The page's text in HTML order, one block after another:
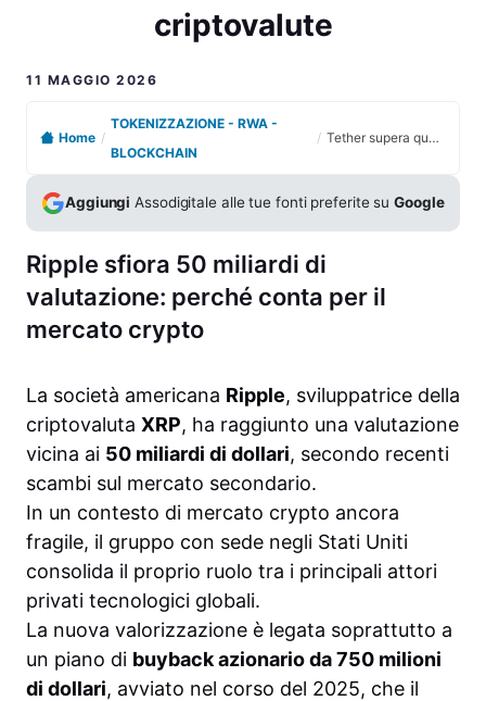
criptovalute
11 MAGGIO 2026
Home /
TOKENIZZAZIONE - RWA -
BLOCKCHAIN
/ Tether supera quota 50 miliardi di valutazione e consolida il ruolo centrale nel mercato delle criptovalute
Aggiungi Assodigitale alle tue fonti preferite suGoogle
Ripple sfiora 50 miliardi di
valutazione: perché conta per il
mercato crypto
La società americana Ripple, sviluppatrice della
criptovaluta XRP, ha raggiunto una valutazione
vicina ai 50 miliardi di dollari, secondo recenti
scambi sul mercato secondario.
In un contesto di mercato crypto ancora
fragile, il gruppo con sede negli Stati Uniti
consolida il proprio ruolo tra i principali attori
privati tecnologici globali.
La nuova valorizzazione è legata soprattutto a
un piano di buyback azionario da 750 milioni
di dollari, avviato nel corso del 2025, che il